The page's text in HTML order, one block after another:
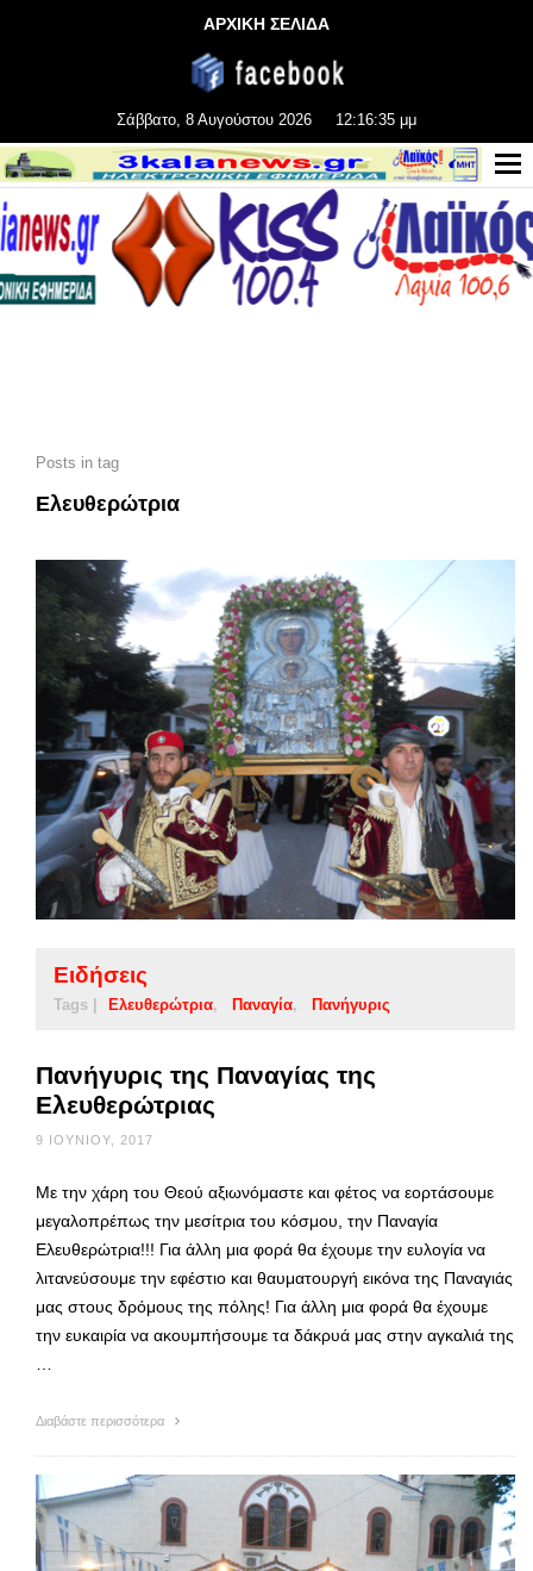
ΑΡΧΙΚΗ ΣΕΛΙΔΑ
Σάββατο, 8 Αυγούστου 2026 12:16:36 μμ
Posts in tag
Ελευθερώτρια
Ειδήσεις
Tags | Ελευθερώτρια Παναγία Πανήγυρις
Πανήγυρις της Παναγίας της
Ελευθερώτριας
9 ΙΟΥΝΊΟΥ, 2017
Με την χάρη του Θεού αξιωνόμαστε και φέτος να εορτάσουμε
μεγαλοπρέπως την μεσίτρια του κόσμου, την Παναγία
Ελευθερώτρια!!! Για άλλη μια φορά θα έχουμε την ευλογία να
λιτανεύσουμε την εφέστιο και θαυματουργή εικόνα της Παναγιάς
μας στους δρόμους της πόλης! Για άλλη μια φορά θα έχουμε
την ευκαιρία να ακουμπήσουμε τα δάκρυά μας στην αγκαλιά της
Διαβάστε περισσότερα